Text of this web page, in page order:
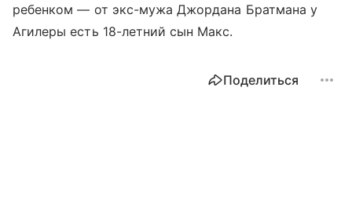
ребенком — от экс-мужа Джордана Братмана у
Агилеры есть 18-летний сын Макс.
Поделиться